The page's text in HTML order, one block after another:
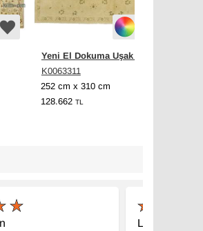
Yeni El Dokuma Uşak Halısı
K0063311
252 cm x 310 cm
128.662 TL
L.G.